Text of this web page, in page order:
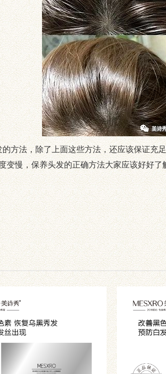
法，除了上面这些方法，还应该保证充
变慢，保养头发的正确方法大家应该好好